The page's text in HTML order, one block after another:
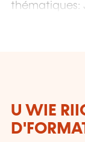
thématiques:
U WIE